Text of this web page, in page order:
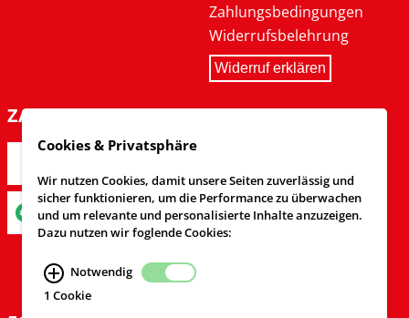
Zahlungsbedingungen
Widerrufsbelehrung
Widerruf erklären
ZAHLARTEN
Cookies & Privatsphäre
Wir nutzen Cookies, damit unsere Seiten zuverlässig und
sicher funktionieren, um die Performance zu überwachen
und um relevante und personalisierte Inhalte anzuzeigen.
Dazu nutzen wir foglende Cookies:
Notwendig
1 Cookie